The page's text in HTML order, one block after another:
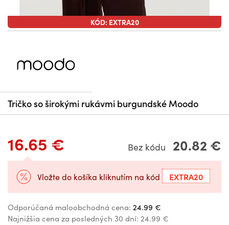
KÓD: EXTRA20
Tričko so širokými rukávmi burgundské Moodo
16.65 € Bez kódu 20.82 €
Vložte do košíka kliknutím na kód EXTRA20
Odporúčaná maloobchodná cena: 24.99 €
Najnižšia cena za posledných 30 dní: 24.99 €